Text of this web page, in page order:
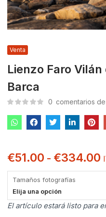
Lienzo Faro
Barca
Venta
0 comentarios
€51.00 - €334.00
Tamaños fotografías
Elija una opción
El artículo estará listo para